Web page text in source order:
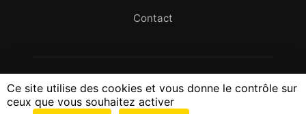
Contact
© 2005 - 2026 Micromax.tv. Tous droits réservés.
25 ans d'images et d'histoires du Golfe de Saint-
Ce site utilise des cookies et vous donne le contrôle sur
ceux que vous souhaitez activer